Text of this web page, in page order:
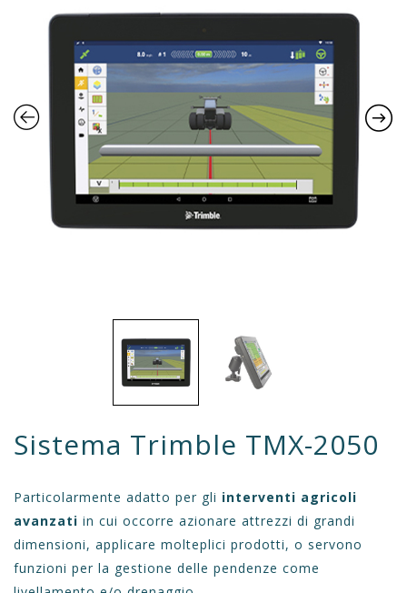
Sistema Trimble TMX-2050
Particolarmente adatto per gli interventi agricoli
avanzati in cui occorre azionare attrezzi di grandi
dimensioni, applicare molteplici prodotti, o servono
funzioni per la gestione delle pendenze come